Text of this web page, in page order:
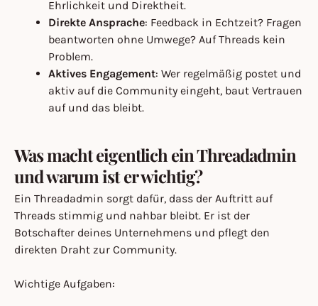
Ehrlichkeit und Direktheit.
Direkte Ansprache: Feedback in Echtzeit? Fragen
beantworten ohne Umwege? Auf Threads kein
Problem.
Aktives Engagement: Wer regelmäßig postet und
aktiv auf die Community eingeht, baut Vertrauen
auf und das bleibt.
Was macht eigentlich ein Threadadmin
und warum ist er wichtig?
Ein Threadadmin sorgt dafür, dass der Auftritt auf
Threads stimmig und nahbar bleibt. Er ist der
Botschafter deines Unternehmens und pflegt den
direkten Draht zur Community.
Wichtige Aufgaben: